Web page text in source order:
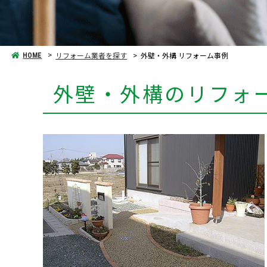
HOME リフォーム業者を探す 外壁・外構 リフォーム事例
外壁・外構のリフォ